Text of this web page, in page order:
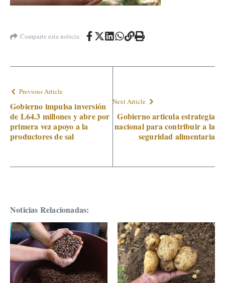
Comparte esta noticia
Previous Article
Gobierno impulsa inversión
de L64.3 millones y abre por
primera vez apoyo a la
productores de sal
Next Article
Gobierno articula estrategia
nacional para contribuir a la
seguridad alimentaria
Noticias Relacionadas: